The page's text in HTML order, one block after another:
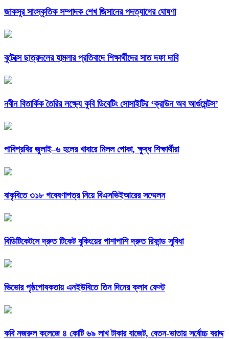
জাকসুর সাংস্কৃতিক সম্পাদক শেখ জিসানের পদত্যাগের ঘোষণা
বুটেক্সে ছাত্রদলের হামলার প্রতিবাদে শিক্ষার্থীদের সাত দফা দাবি
নবীন বিতার্কিক তৈরির লক্ষ্যে কুবি ডিবেটিং সোসাইটির ‘ক্রাউন অব আর্গুমেন্টস’
পাবিপ্রবির জুলাই–৬ হলের খাবারে মিলল পোকা, ক্ষুব্ধ শিক্ষার্থীরা
বাকৃবিতে ৩১৮ গবেষণাপত্র নিয়ে বিএসভিইআরের সম্মেলন
বিডিটিকেটসে দ্রুত টিকেট বুকিংয়ের পাশাপাশি দ্রুত রিফান্ড সুবিধা
ভিভোর পৃষ্ঠপোষকতায় এনইউবিতে তিন দিনের ক্লাব ফেস্ট
কবি নজরুল কলেজে ৪ কোটি ৬৯ লাখ টাকার বাজেট, বেতন-ভাতায় সর্বোচ্চ বরাদ্দ